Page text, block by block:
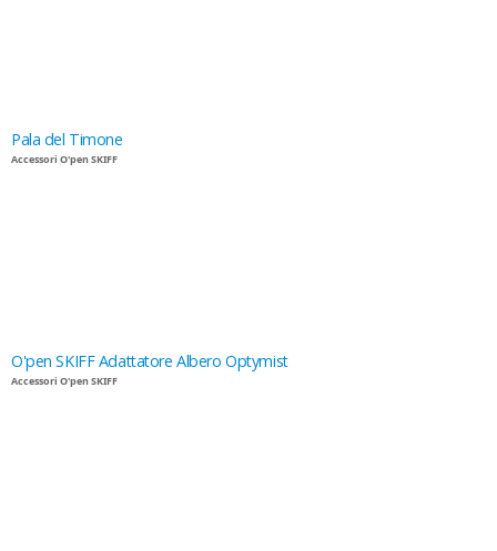
Pala del Timone
Accessori O'pen SKIFF
O'pen SKIFF Adattatore Albero Optymist
Accessori O'pen SKIFF